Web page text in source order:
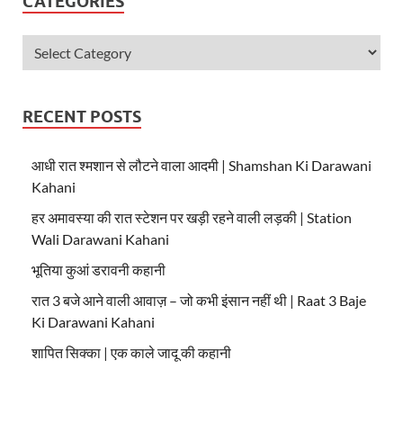
RECENT POSTS
आधी रात श्मशान से लौटने वाला आदमी | Shamshan Ki Darawani
Kahani
हर अमावस्या की रात स्टेशन पर खड़ी रहने वाली लड़की | Station
Wali Darawani Kahani
भूतिया कुआं डरावनी कहानी
रात 3 बजे आने वाली आवाज़ – जो कभी इंसान नहीं थी | Raat 3 Baje
Ki Darawani Kahani
शापित सिक्का | एक काले जादू की कहानी